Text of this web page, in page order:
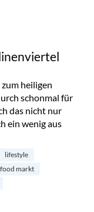
heiligen
schonmal für
das nicht nur
ein wenig aus
Karolinenviertel“
lifestyle
markt